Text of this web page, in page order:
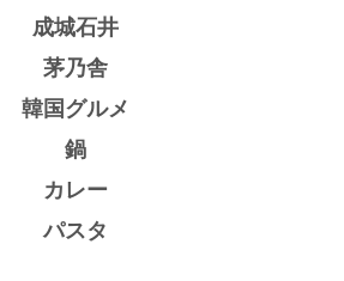
成城石井
茅乃舎
韓国グルメ
鍋
カレー
パスタ